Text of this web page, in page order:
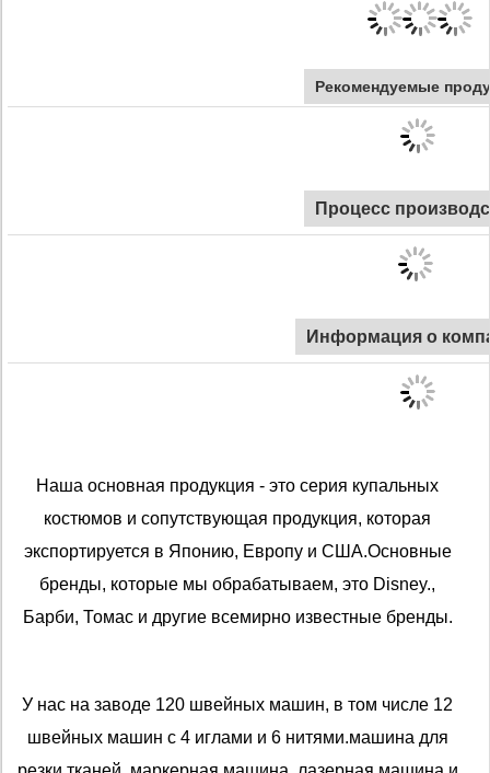
Рекомендуемые
Процесс
Информация о
Наша основная продукция - это серия купальных
костюмов и сопутствующая продукция, которая
экспортируется в Японию, Европу и США.Основные
бренды, которые мы обрабатываем, это Disney.,
Барби, Томас и другие всемирно известные бренды.
У нас на заводе 120 швейных машин, в том числе 12
швейных машин с 4 иглами и 6 нитями.машина для